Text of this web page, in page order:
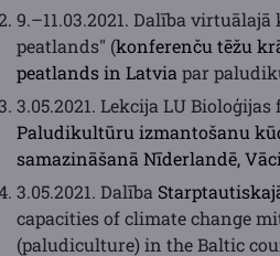
9.–11.03.2021. Dalība
peatlands" (konferenču tēžu
peatlands in Latviapar
3.05.2021. Lekcija LU
Paludikultūru izmantošanu
samazināšanā Nīderlandē,
3.05.2021. Dalība
capacities of climate change
(paludiculture) in the Baltic